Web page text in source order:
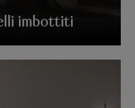
imbottiti